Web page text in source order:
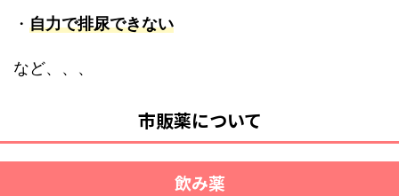
・ 自力で排尿できない
など、、、
市販薬について
飲み薬